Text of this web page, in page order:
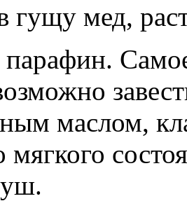
гущу мед,
парафин.
маслом,
мягкого